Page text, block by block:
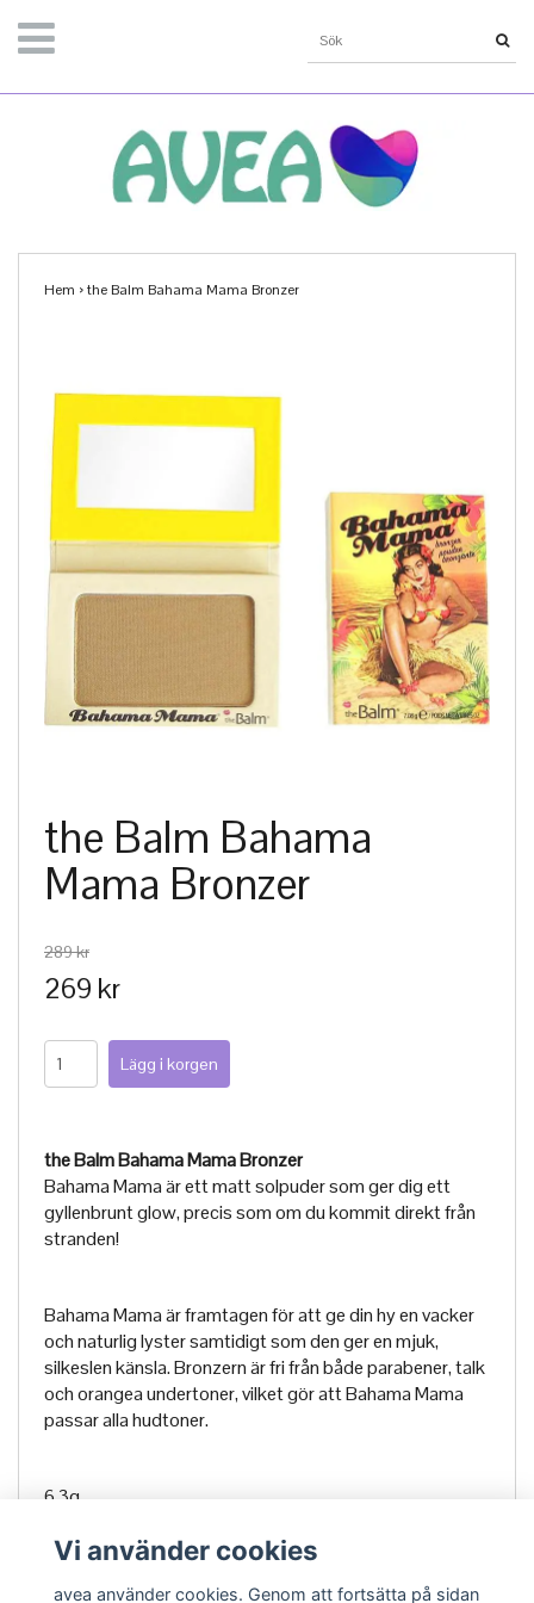
Hem ›the Balm Bahama Mama Bronzer
the Balm Bahama
Mama Bronzer
289 kr
269 kr
the Balm Bahama Mama Bronzer
Bahama Mama är ett matt solpuder som ger dig ett
gyllenbrunt glow, precis som om du kommit direkt från
stranden!
Bahama Mama är framtagen för att ge din hy en vacker
och naturlig lyster samtidigt som den ger en mjuk,
silkeslen känsla. Bronzern är fri från både parabener, talk
och orangea undertoner, vilket gör att Bahama Mama
passar alla hudtoner.
6,3g
Vi använder cookies
avea använder cookies. Genom att fortsätta på sidan